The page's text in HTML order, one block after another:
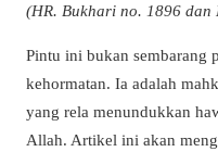
(HR. Bukhari no. 1896 dan
Pintu ini bukan sembarang
kehormatan. Ia adalah
yang rela menundukkan
Allah. Artikel ini akan